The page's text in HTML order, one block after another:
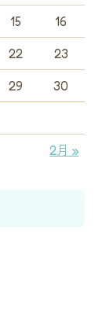
15 16
22 23
29 30
2月 »